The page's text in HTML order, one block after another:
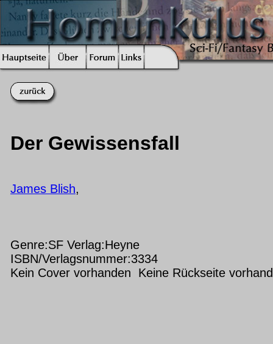
Der Gewissensfall
James Blish,
Genre:SF Verlag:Heyne
ISBN/Verlagsnummer:3334
Kein Cover vorhanden Keine Rückseite